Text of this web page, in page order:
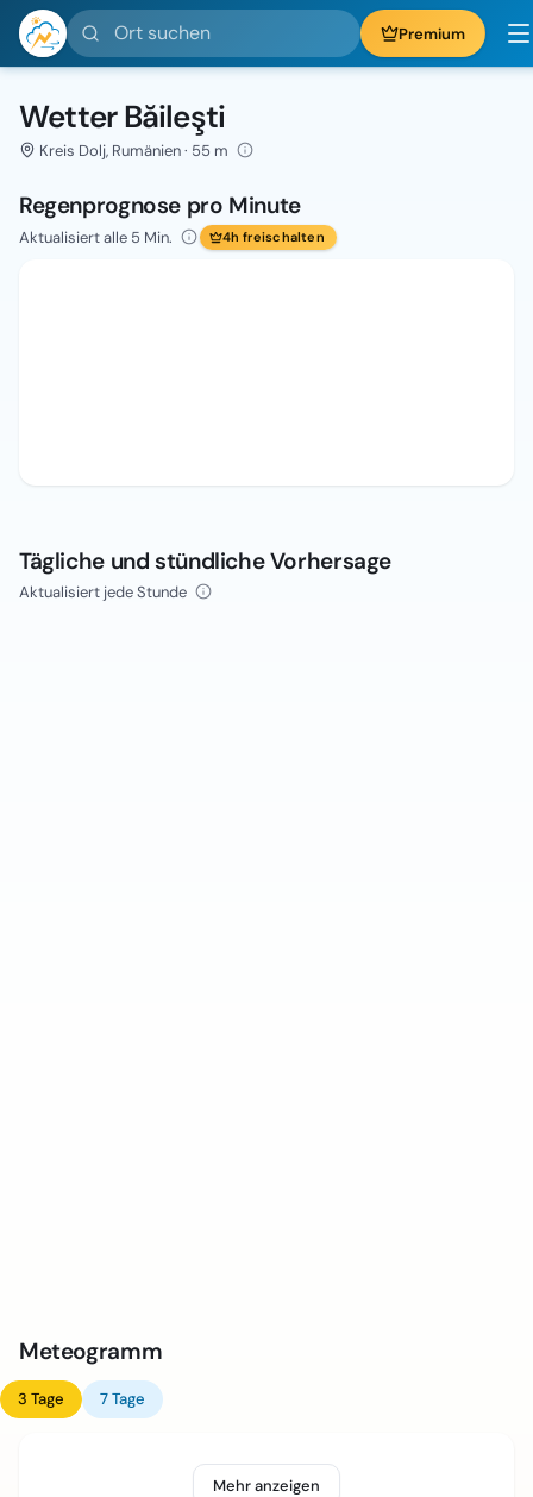
Ort suchen Premium
Wetter Băileşti
Kreis Dolj, Rumänien · 55 m
Regenprognose pro Minute
Aktualisiert alle 5 Min. 4h freischalten
Tägliche und stündliche Vorhersage
Aktualisiert jede Stunde
Meteogramm
3 Tage 7 Tage
Mehr anzeigen